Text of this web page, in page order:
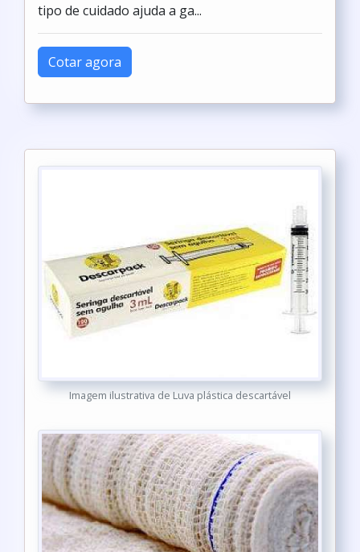
tipo de cuidado ajuda a ga...
Cotar agora
Imagem ilustrativa de Luva plástica descartável